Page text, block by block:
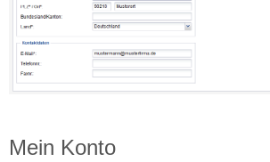
Mein Konto